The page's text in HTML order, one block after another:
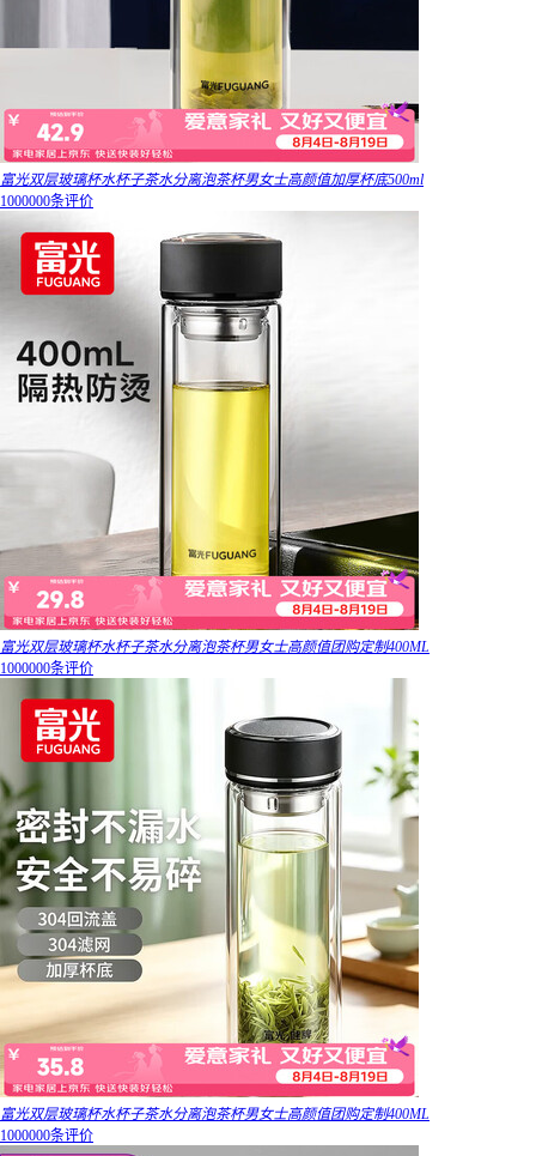
富光双层玻璃杯水杯子茶水分离泡茶杯男女士高颜值加厚杯底500ml
1000000条评价
富光双层玻璃杯水杯子茶水分离泡茶杯男女士高颜值团购定制400ML
1000000条评价
富光双层玻璃杯水杯子茶水分离泡茶杯男女士高颜值团购定制400ML
1000000条评价